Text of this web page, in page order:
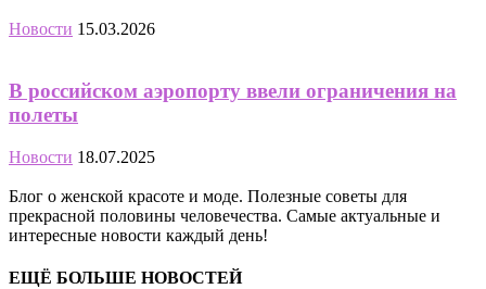
Новости 15.03.2026
В российском аэропорту ввели ограничения на
полеты
Новости 18.07.2025
Блог о женской красоте и моде. Полезные советы для
прекрасной половины человечества. Самые актуальные и
интересные новости каждый день!
ЕЩЁ БОЛЬШЕ НОВОСТЕЙ